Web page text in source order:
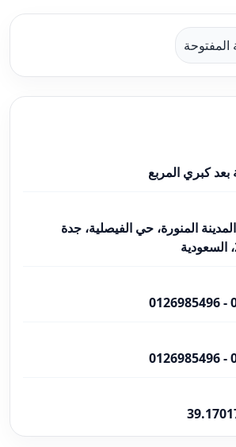
بعد كبري المربع
المدينة المنورة، حي الفيصلية، جدة
-
0126985496
-
0126985496